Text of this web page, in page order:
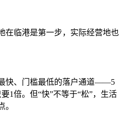
临港是第一步，实际经营地也
快、门槛最低的落户通道——5
1倍。但“快”不等于“松”，生活
。